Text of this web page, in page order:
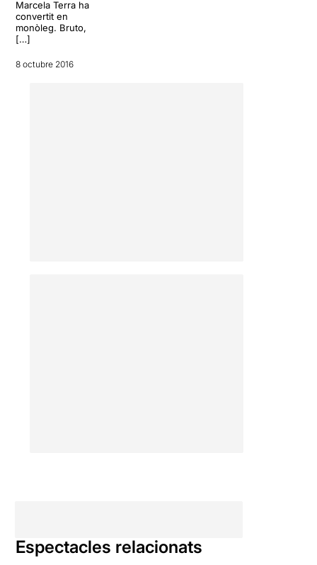
Marcela Terra ha
convertit en
monòleg. Bruto,
[…]
8 octubre 2016
Espectacles relacionats